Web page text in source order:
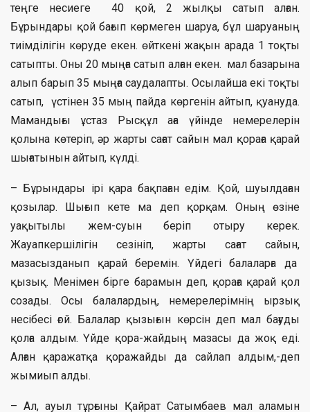
теңге несиеге 40 қой, 2 жылқы сатып алған.
Бұрындары қой бағып көрмеген шаруа, бұл шаруаның
тиімділігін көруде екен. өйткені жақын арада 1 тоқты
сатыпты. Оны 20 мыңға сатып алған екен. мал базарына
алып барып 35 мыңға саудалапты. Осылайша екі тоқты
сатып, үстінен 35 мың пайда көргенін айтып, қуануда.
Мамандығы ұстаз Рысқұл аға үйінде немерелерін
қолына көтеріп, әр жарты сағат сайын мал қораға қарай
шығатынын айтып, күлді.
– Бұрындары ірі қара бақпаған едім. Қой, шуылдаған
қозылар. Шығып кете ма деп қорқам. Оның өзіне
уақытылы жем-суын беріп отыру керек.
Жауапкершілігін сезініп, жарты сағат сайын,
мазасызданып қарай беремін. Үйдегі балаларға да
қызық. Менімен бірге барамын деп, қораға қарай қол
созады. Осы балалардың, немерелерімнің ырзық
несібесі ғой. Балалар қызығын көрсін деп мал бағуды
қолға алдым. Үйде қора-жайдың мазасы да жоқ еді.
Алған қаражатқа қоражайды да сайлап алдым,-деп
жымиып алды.
– Ал, ауыл тұрғыны Қайрат Сатымбаев мал аламын